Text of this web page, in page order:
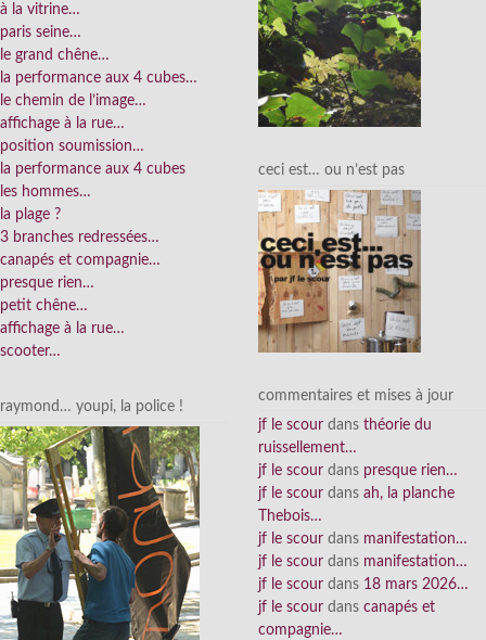
à la vitrine…
paris seine…
le grand chêne…
la performance aux 4 cubes…
le chemin de l’image…
affichage à la rue…
position soumission…
la performance aux 4 cubes
les hommes…
la plage ?
3 branches redressées…
canapés et compagnie…
presque rien…
petit chêne…
affichage à la rue…
scooter…
raymond… youpi, la police !
ceci est… ou n’est pas
commentaires et mises à jour
jf le scour dans théorie du
ruissellement…
jf le scour dans presque rien…
jf le scour dans ah, la planche
Thebois…
jf le scour dans manifestation…
jf le scour dans manifestation…
jf le scour dans 18 mars 2026…
jf le scour dans canapés et
compagnie…